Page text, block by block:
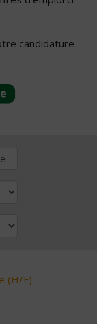
candidature
(H/F)